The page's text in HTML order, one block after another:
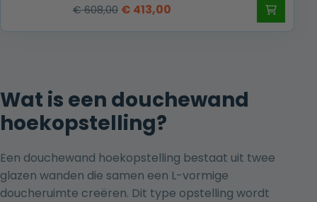
€608,00 Oorspronkelijke
€ 413,00
Wat is een douchewand
hoekopstelling?
Een douchewand hoekopstelling bestaat uit twee
glazen wanden die samen een L-vormige
doucheruimte creëren. Dit type opstelling wordt